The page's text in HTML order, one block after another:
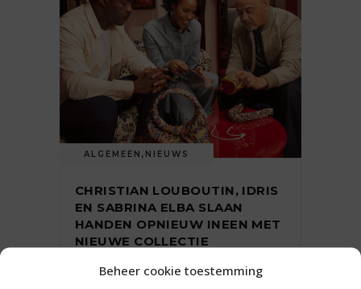
Beheer cookie toestemming
ALGEMEEN , NIEUWS
CHRISTIAN LOUBOUTIN, IDRIS
EN SABRINA ELBA SLAAN
HANDEN OPNIEUW INEEN MET
NIEUWE COLLECTIE